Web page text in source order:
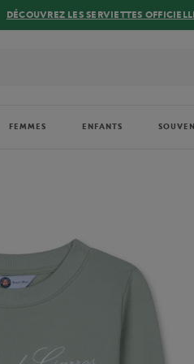
DÉCOUVREZ LES SERVIETTES
FEMMES ENFANTS